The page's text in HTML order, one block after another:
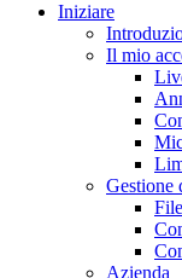
Iniziare
Il mio
Gestione
Azienda